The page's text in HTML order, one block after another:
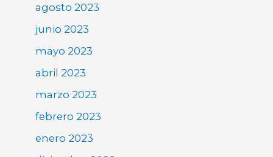
agosto 2023
junio 2023
mayo 2023
abril 2023
marzo 2023
febrero 2023
enero 2023